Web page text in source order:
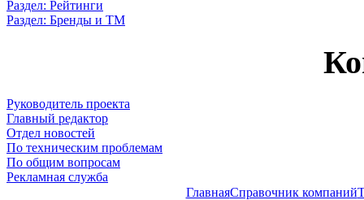
Раздел: Рейтинги
Раздел: Бренды и ТМ
Руководитель проекта
Главный редактор
Отдел новостей
По техническим проблемам
По общим вопросам
Рекламная служба
ГлавнаяСправочник компаний